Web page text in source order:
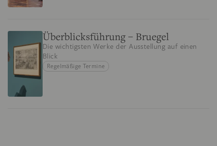
Überblicksführung – Bruegel
Die wichtigsten Werke der Ausstellung auf einen
Blick
Regelmäßige Termine